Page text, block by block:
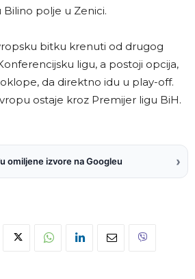
polje u Zenici.
bitku krenuti od drugog
ligu, a postoji opcija,
da direktno idu u play-off.
ostaje kroz Premijer ligu BiH.
omiljene izvore na Googleu ›